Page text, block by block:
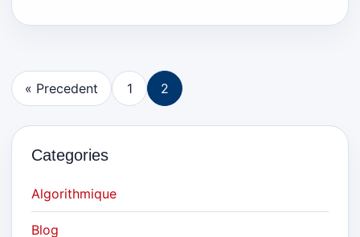
« Precedent 1 2
Categories
Algorithmique
Blog